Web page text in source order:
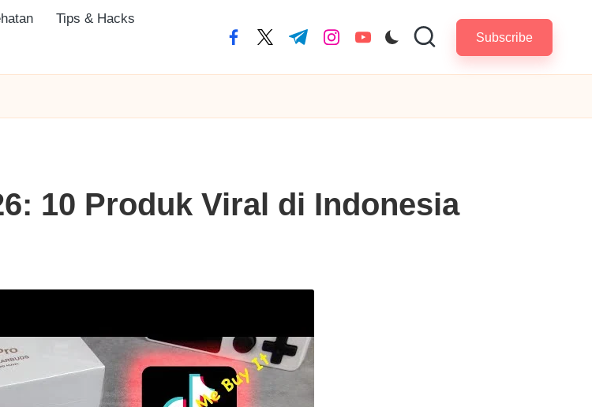
Tips & Hacks
facebook.com
twitter.com
t.me instagram.com
youtube.com Subscribe
10 Produk Viral di Indonesia